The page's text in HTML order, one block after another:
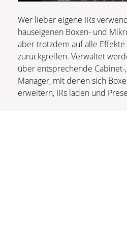
Wer lieber eigene IRs
hauseigenen Boxen- und
aber trotzdem auf alle
zurückgreifen. Verwaltet
über entsprechende Cabinet-
Manager, mit denen sich
erweitern, IRs laden und